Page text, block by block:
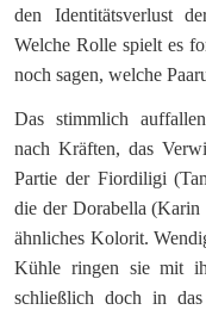
den Identitätsverlust
Welche Rolle spielt es
noch sagen, welche
Das stimmlich
nach Kräften, das
Partie der Fiordiligi
die der Dorabella (Karin
ähnliches Kolorit.
Kühle ringen sie mit
schließlich doch in